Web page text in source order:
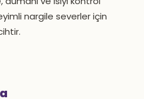
nargile severler için